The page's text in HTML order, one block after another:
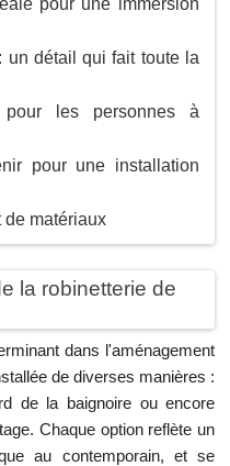
pour une immersion
un détail qui fait toute la
pour les personnes à
pour une installation
de matériaux
la robinetterie de
dans l'aménagement
de diverses manières :
de la baignoire ou encore
Chaque option reflète un
au contemporain, et se